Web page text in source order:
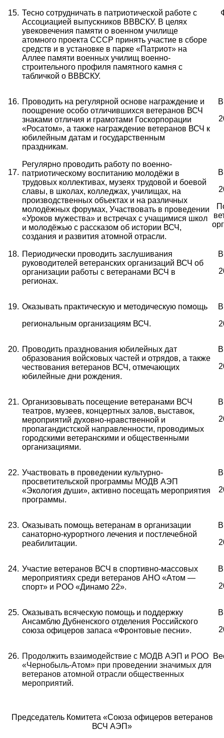
15. Тесно сотрудничать в патриотической работе с
Ассоциацией выпускников ВВВСКУ. В целях
увековечения памяти о военном училище
атомного проекта СССР принять участие в сборе
средств и в установке в парке «Патриот» на
Аллее памяти военных училищ военно-
строительного профиля памятного камня с
табличкой о ВВВСКУ.
16. Проводить на регулярной основе награждение и
поощрение особо отличившихся ветеранов ВСЧ
знаками отличия и грамотами Госкорпорации
«Росатом», а также награждение ветеранов ВСЧ к
юбилейным датам и государственным
праздникам.
17.
Регулярно проводить работу по военно-
патриотическому воспитанию молодёжи в
трудовых коллективах, музеях трудовой и боевой
славы, в школах, колледжах, училищах, на
производственных объектах и на различных
молодёжных форумах, Участвовать в проведении
«Уроков мужества» и встречах с учащимися школ
и молодёжью с рассказом об истории ВСЧ,
создания и развития атомной отрасли.
18. Периодически проводить заслушивания
руководителей ветеранских организаций ВСЧ об
организации работы с ветеранами ВСЧ в
регионах.
19. Оказывать практическую и методическую помощь
региональным организациям ВСЧ.
20. Проводить празднования юбилейных дат
образования войсковых частей и отрядов, а также
чествования ветеранов ВСЧ, отмечающих
юбилейные дни рождения.
21. Организовывать посещение ветеранами ВСЧ
театров, музеев, концертных залов, выставок,
мероприятий духовно-нравственной и
пропагандистской направленности, проводимых
городскими ветеранскими и общественными
организациями.
22. Участвовать в проведении культурно-
просветительской программы МОДВ АЭП
«Экология души», активно посещать мероприятия
программы.
23. Оказывать помощь ветеранам в организации
санаторно-курортного лечения и постлечебной
реабилитации.
24. Участие ветеранов ВСЧ в спортивно-массовых
мероприятиях среди ветеранов АНО «Атом —
спорт» и РОО «Динамо 22».
25. Оказывать всяческую помощь и поддержку
Ансамблю Дубненского отделения Российского
союза офицеров запаса «Фронтовые песни».
26. Продолжить взаимодействие с МОДВ АЭП и РОО
«Чернобыль-Атом» при проведении значимых для
ветеранов атомной отрасли общественных
мероприятий.
Председатель Комитета «Союза офицеров ветеранов
ВСЧ АЭП»